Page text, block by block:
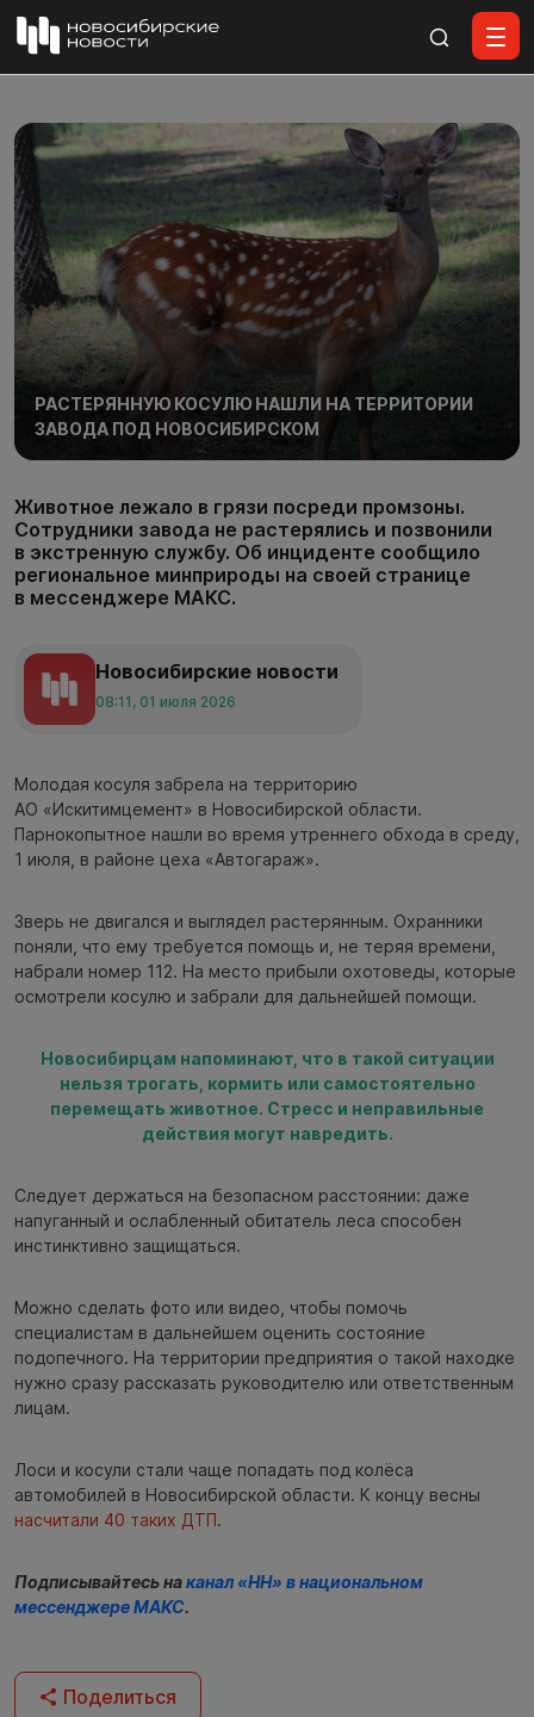
РАСТЕРЯННУЮ КОСУЛЮ НАШЛИ НА ТЕРРИТОРИИ
ЗАВОДА ПОД НОВОСИБИРСКОМ
Животное лежало в грязи посреди промзоны.
Сотрудники завода не растерялись и позвонили
в экстренную службу. Об инциденте сообщило
региональное минприроды на своей странице
в мессенджере МАКС.
Новосибирские новости
08:11, 01 июля 2026
Молодая косуля забрела на территорию
АО «Искитимцемент» в Новосибирской области.
Парнокопытное нашли во время утреннего обхода в среду,
1 июля, в районе цеха «Автогараж».
Зверь не двигался и выглядел растерянным. Охранники
поняли, что ему требуется помощь и, не теряя времени,
набрали номер 112. На место прибыли охотоведы, которые
осмотрели косулю и забрали для дальнейшей помощи.
Новосибирцам напоминают, что в такой ситуации
нельзя трогать, кормить или самостоятельно
перемещать животное. Стресс и неправильные
действия могут навредить.
Следует держаться на безопасном расстоянии: даже
напуганный и ослабленный обитатель леса способен
инстинктивно защищаться.
Можно сделать фото или видео, чтобы помочь
специалистам в дальнейшем оценить состояние
подопечного. На территории предприятия о такой находке
нужно сразу рассказать руководителю или ответственным
лицам.
Лоси и косули стали чаще попадать под колёса
автомобилей в Новосибирской области. К концу весны
насчитали 40 таких ДТП.
Подписывайтесь наканал «НН» в национальном
мессенджере МАКС.
Поделиться